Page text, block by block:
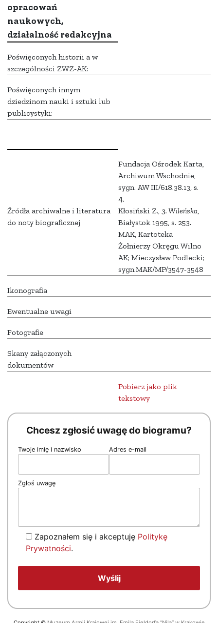
opracowań
naukowych,
działalność redakcyjna
Poświęconych historii a w
szczególności ZWZ-AK:
Poświęconych innym
dziedzinom nauki i sztuki lub
publicystyki:
Źródła archiwalne i literatura
do noty biograficznej
Fundacja Ośrodek Karta,
Archiwum Wschodnie,
sygn. AW III/618.38.13, s.
4.
Kłosiński Z., 3. Wileńska,
Białystok 1995, s. 253.
MAK, Kartoteka
Żołnierzy Okręgu Wilno
AK; Mieczysław Podlecki;
sygn.MAK/MP/3547-3548
Ikonografia
Ewentualne uwagi
Fotografie
Skany załączonych
dokumentów
Pobierz jako plik
tekstowy
Chcesz zgłosić uwagę do biogramu?
Twoje imię i nazwisko Adres e-mail
Zgłoś uwagę
Zapoznałem się i akceptuję Politykę
Prywatności.